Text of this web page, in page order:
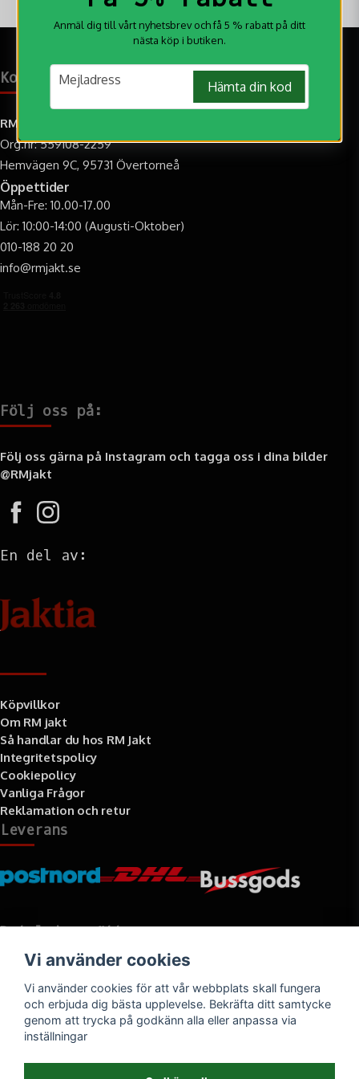
Anmäl dig till vårt nyhetsbrev och få 5 % rabatt på ditt
nästa köp i butiken.
email
Mejladress Hämta din kod
Kontakt & öppettider
RM Jakt AB
Org.nr: 559108-2259
Hemvägen 9C, 95731 Övertorneå
Öppettider
Mån-Fre: 10.00-17.00
Lör: 10:00-14:00 (Augusti-Oktober)
010-188 20 20
info@rmjakt.se
Följ oss på:
Följ oss gärna på Instagram och tagga oss i dina bilder
@RMjakt
En del av:
Köpvillkor
Om RM jakt
Så handlar du hos RM Jakt
Integritetspolicy
Cookiepolicy
Vanliga Frågor
Reklamation och retur
Leverans
Betalningssätt
Vi använder cookies
Vi använder cookies för att vår webbplats skall fungera
och erbjuda dig bästa upplevelse. Bekräfta ditt samtycke
genom att trycka på godkänn alla eller anpassa via
inställningar